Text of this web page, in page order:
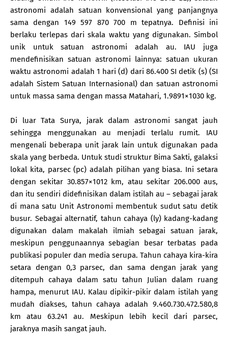
astronomi adalah satuan konvensional yang panjangnya
sama dengan 149 597 870 700 m tepatnya. Definisi ini
berlaku terlepas dari skala waktu yang digunakan. Simbol
unik untuk satuan astronomi adalah au. IAU juga
mendefinisikan satuan astronomi lainnya: satuan ukuran
waktu astronomi adalah 1 hari (d) dari 86.400 SI detik (s) (SI
adalah Sistem Satuan Internasional) dan satuan astronomi
untuk massa sama dengan massa Matahari, 1.9891×1030 kg.
Di luar Tata Surya, jarak dalam astronomi sangat jauh
sehingga menggunakan au menjadi terlalu rumit. IAU
mengenali beberapa unit jarak lain untuk digunakan pada
skala yang berbeda. Untuk studi struktur Bima Sakti, galaksi
lokal kita, parsec (pc) adalah pilihan yang biasa. Ini setara
dengan sekitar 30.857×1012 km, atau sekitar 206.000 aus,
dan itu sendiri didefinisikan dalam istilah au – sebagai jarak
di mana satu Unit Astronomi membentuk sudut satu detik
busur. Sebagai alternatif, tahun cahaya (ly) kadang-kadang
digunakan dalam makalah ilmiah sebagai satuan jarak,
meskipun penggunaannya sebagian besar terbatas pada
publikasi populer dan media serupa. Tahun cahaya kira-kira
setara dengan 0,3 parsec, dan sama dengan jarak yang
ditempuh cahaya dalam satu tahun Julian dalam ruang
hampa, menurut IAU. Kalau dipikir-pikir dalam istilah yang
mudah diakses, tahun cahaya adalah 9.460.730.472.580,8
km atau 63.241 au. Meskipun lebih kecil dari parsec,
jaraknya masih sangat jauh.